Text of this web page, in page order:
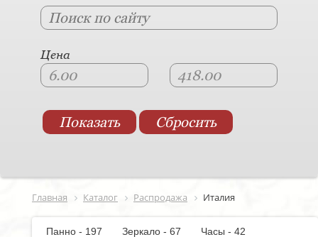
Цена
Главная Каталог Распродажа Италия
Панно - 197 Зеркало - 67
Часы - 42